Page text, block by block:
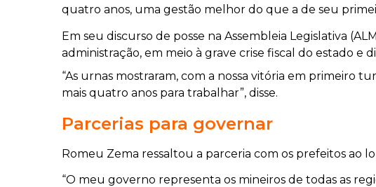
quatro anos, uma gestão melhor do que a de seu
Em seu discurso de posse na Assembleia Legislativa
administração, em meio à grave crise fiscal do estado e
“As urnas mostraram, com a nossa vitória em primeiro
mais quatro anos para trabalhar”, disse.
Parcerias para governar
Romeu Zema ressaltou a parceria com os prefeitos ao
“O meu governo representa os mineiros de todas as